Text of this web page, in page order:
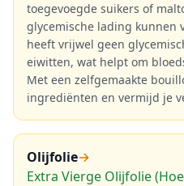
toegevoegde suikers of
glycemische lading kunnen
heeft vrijwel geen
eiwitten, wat helpt om
Met een zelfgemaakte
ingrediënten en vermijd je
Olijfolie→
Extra Vierge Olijfolie